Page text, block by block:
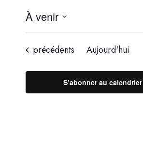
À venir
Sélectionnez
date.
Évènements
précédents Aujourd'hui
S’abonner au calendrier